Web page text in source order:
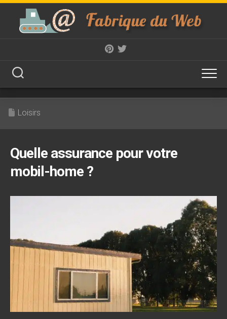
Skip
content
Loisirs
Quelle assurance pour votre
mobil-home ?